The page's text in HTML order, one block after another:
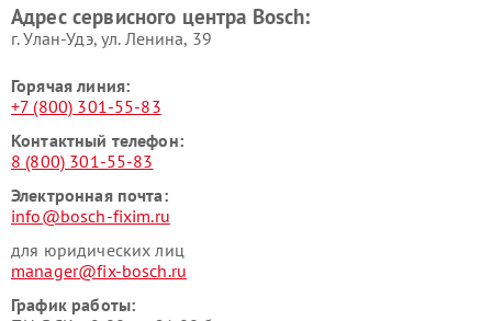
Адрес сервисного центра Bosch:
г. Улан-Удэ, ул. Ленина, 39
Горячая линия:
+7 (800) 301-55-83
Контактный телефон:
8 (800) 301-55-83
Электронная почта:
info@bosch-fixim.ru
для юридических лиц
manager@fix-bosch.ru
График работы: